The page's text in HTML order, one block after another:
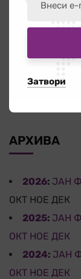
16
за
АРХИВА
2026: ЈАН
ОКТ НОЕ ДЕК
2025: ЈАН
ОКТ НОЕ ДЕК
2024: ЈАН
ОКТ НОЕ ДЕК
Затвори